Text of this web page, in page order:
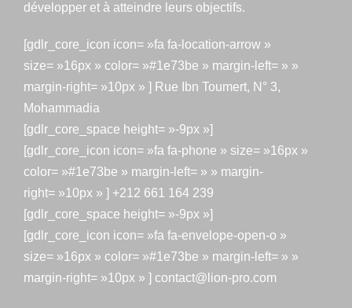
développer et à atteindre leurs objectifs.
[gdlr_core_icon icon= »fa fa-location-arrow »
size= »16px » color= »#1e73be » margin-left= » »
margin-right= »10px » ] Rue Ibn Toumert, N° 3,
Mohammadia
[gdlr_core_space height= »-9px »]
[gdlr_core_icon icon= »fa fa-phone » size= »16px »
color= »#1e73be » margin-left= » » margin-
right= »10px » ] +212 661 164 239
[gdlr_core_space height= »-9px »]
[gdlr_core_icon icon= »fa fa-envelope-open-o »
size= »16px » color= »#1e73be » margin-left= » »
margin-right= »10px » ] contact@lion-pro.com